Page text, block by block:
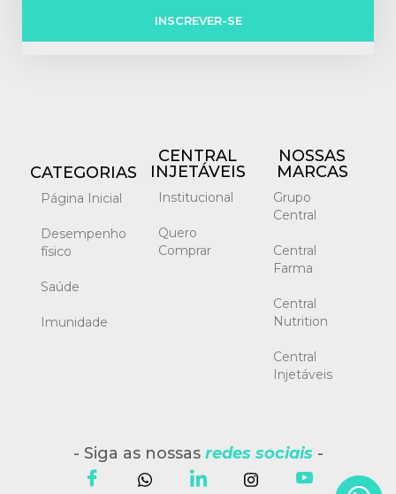
INSCREVER-SE
CATEGORIAS
Página Inicial
Desempenho
físico
Saúde
Imunidade
CENTRAL
INJETÁVEIS
Institucional
Quero
Comprar
NOSSAS
MARCAS
Grupo
Central
Central
Farma
Central
Nutrition
Central
Injetáveis
- Siga as nossas redes sociais -